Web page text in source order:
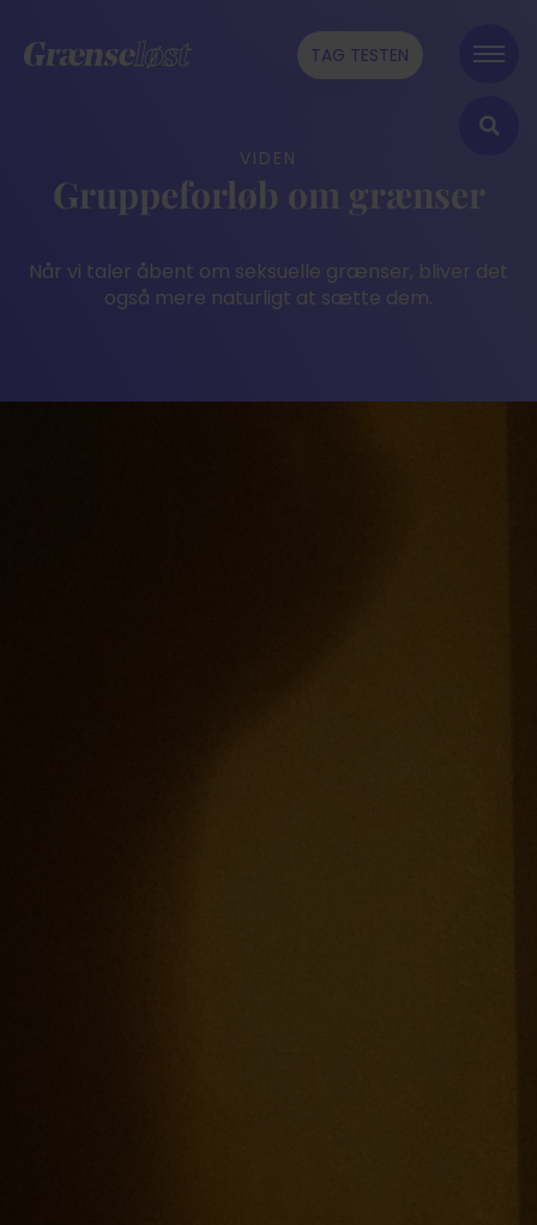
TAG TESTEN
VIDEN
Gruppeforløb om grænser
Når vi taler åbent om seksuelle grænser, bliver det
også mere naturligt at sætte dem.